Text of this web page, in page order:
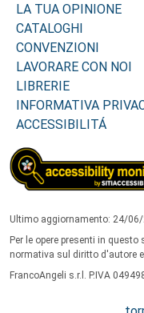
LA TUA OPINIONE
CATALOGHI
CONVENZIONI
LAVORARE CON NOI
LIBRERIE
INFORMATIVA
ACCESSIBILITÁ
Ultimo aggiornamento: 24/
Per le opere presenti in
normativa sul diritto d'autore
FrancoAngeli s.r.l. P.IVA